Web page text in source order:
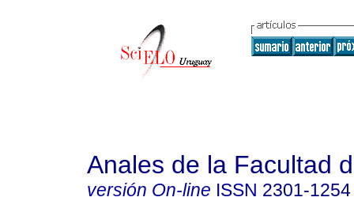
Anales de la Facultad
versión On-line ISSN 2301-1254